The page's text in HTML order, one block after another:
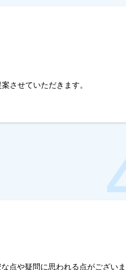
させていただきます。
点や疑問に思われる点がございま